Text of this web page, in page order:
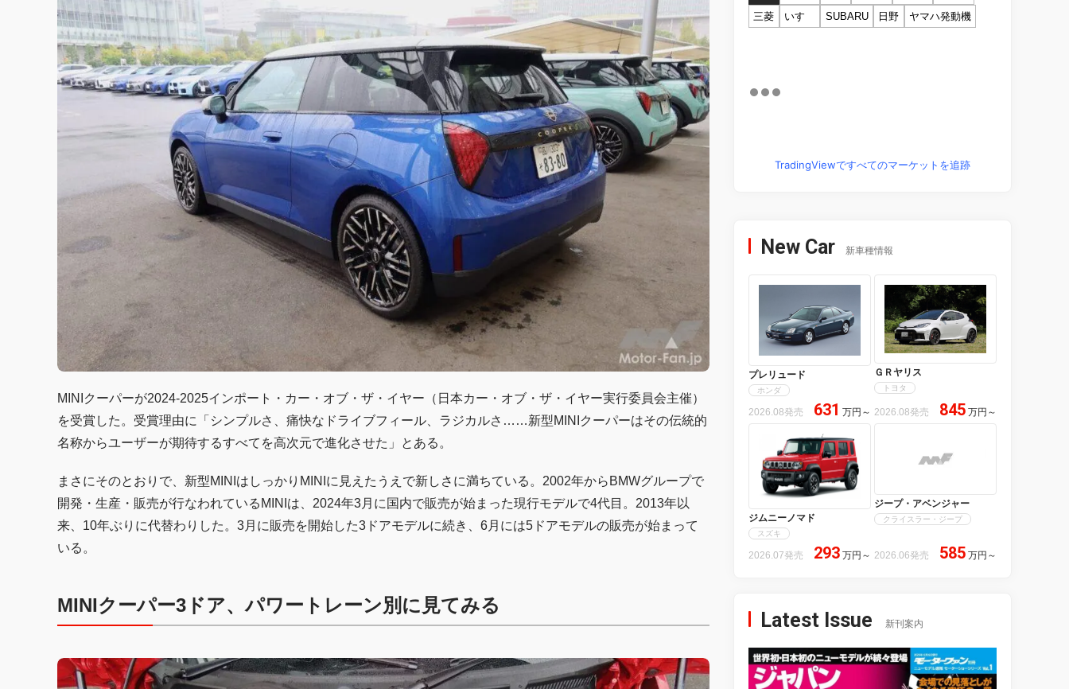
MINIクーパーが2024-2025インポート・カー・オブ・ザ・イヤー（日本カー・オブ・ザ・イヤー実行委員会主催）
を受賞した。受賞理由に「シンプルさ、痛快なドライブフィール、ラジカルさ……新型MINIクーパーはその伝統的
名称からユーザーが期待するすべてを高次元で進化させた」とある。
まさにそのとおりで、新型MINIはしっかりMINIに見えたうえで新しさに満ちている。2002年からBMWグループで
開発・生産・販売が行なわれているMINIは、2024年3月に国内で販売が始まった現行モデルで4代目。2013年以
来、10年ぶりに代替わりした。3月に販売を開始した3ドアモデルに続き、6月には5ドアモデルの販売が始まって
いる。
MINIクーパー3ドア、パワートレーン別に見てみる
三菱
いすゞ SUBARU 日野 ヤマハ発動機
TradingViewですべてのマーケットを追跡
New Car 新車種情報
プレリュード
ホンダ
2026.08発売 631 万円 ～
ＧＲヤリス
トヨタ
2026.08発売 845 万円 ～
ジムニーノマド
スズキ
2026.07発売 293 万円 ～
ジープ・アベンジャー
クライスラー・ジープ
2026.06発売 585 万円 ～
Latest Issue 新刊案内